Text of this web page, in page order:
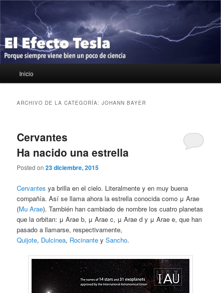
contenido
principal
contenido
secundario
El Efecto Tesla
Porque siempre viene bien un poco de ciencia
principal
Inicio
ARCHIVO DE LA CATEGORÍA:JOHANN BAYER
Cervantes
Ha nacido una estrella
Posted on23 diciembre, 2015
Cervantes ya brilla en el cielo. Literalmente y en muy buena
compañía. Así se llama ahora la estrella conocida como μ Arae
(Mu Arae). También han cambiado de nombre los cuatro planetas
que la orbitan: μ Arae b, μ Arae c, μ Arae d y μ Arae e, que han
pasado a llamarse, respectivamente,
Quijote, Dulcinea, Rocinante ySancho.